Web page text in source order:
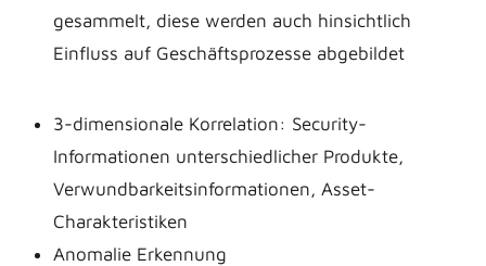
gesammelt, diese werden auch hinsichtlich
Einfluss auf Geschäftsprozesse abgebildet
3-dimensionale Korrelation: Security-
Informationen unterschiedlicher Produkte,
Verwundbarkeitsinformationen, Asset-
Charakteristiken
Anomalie Erkennung